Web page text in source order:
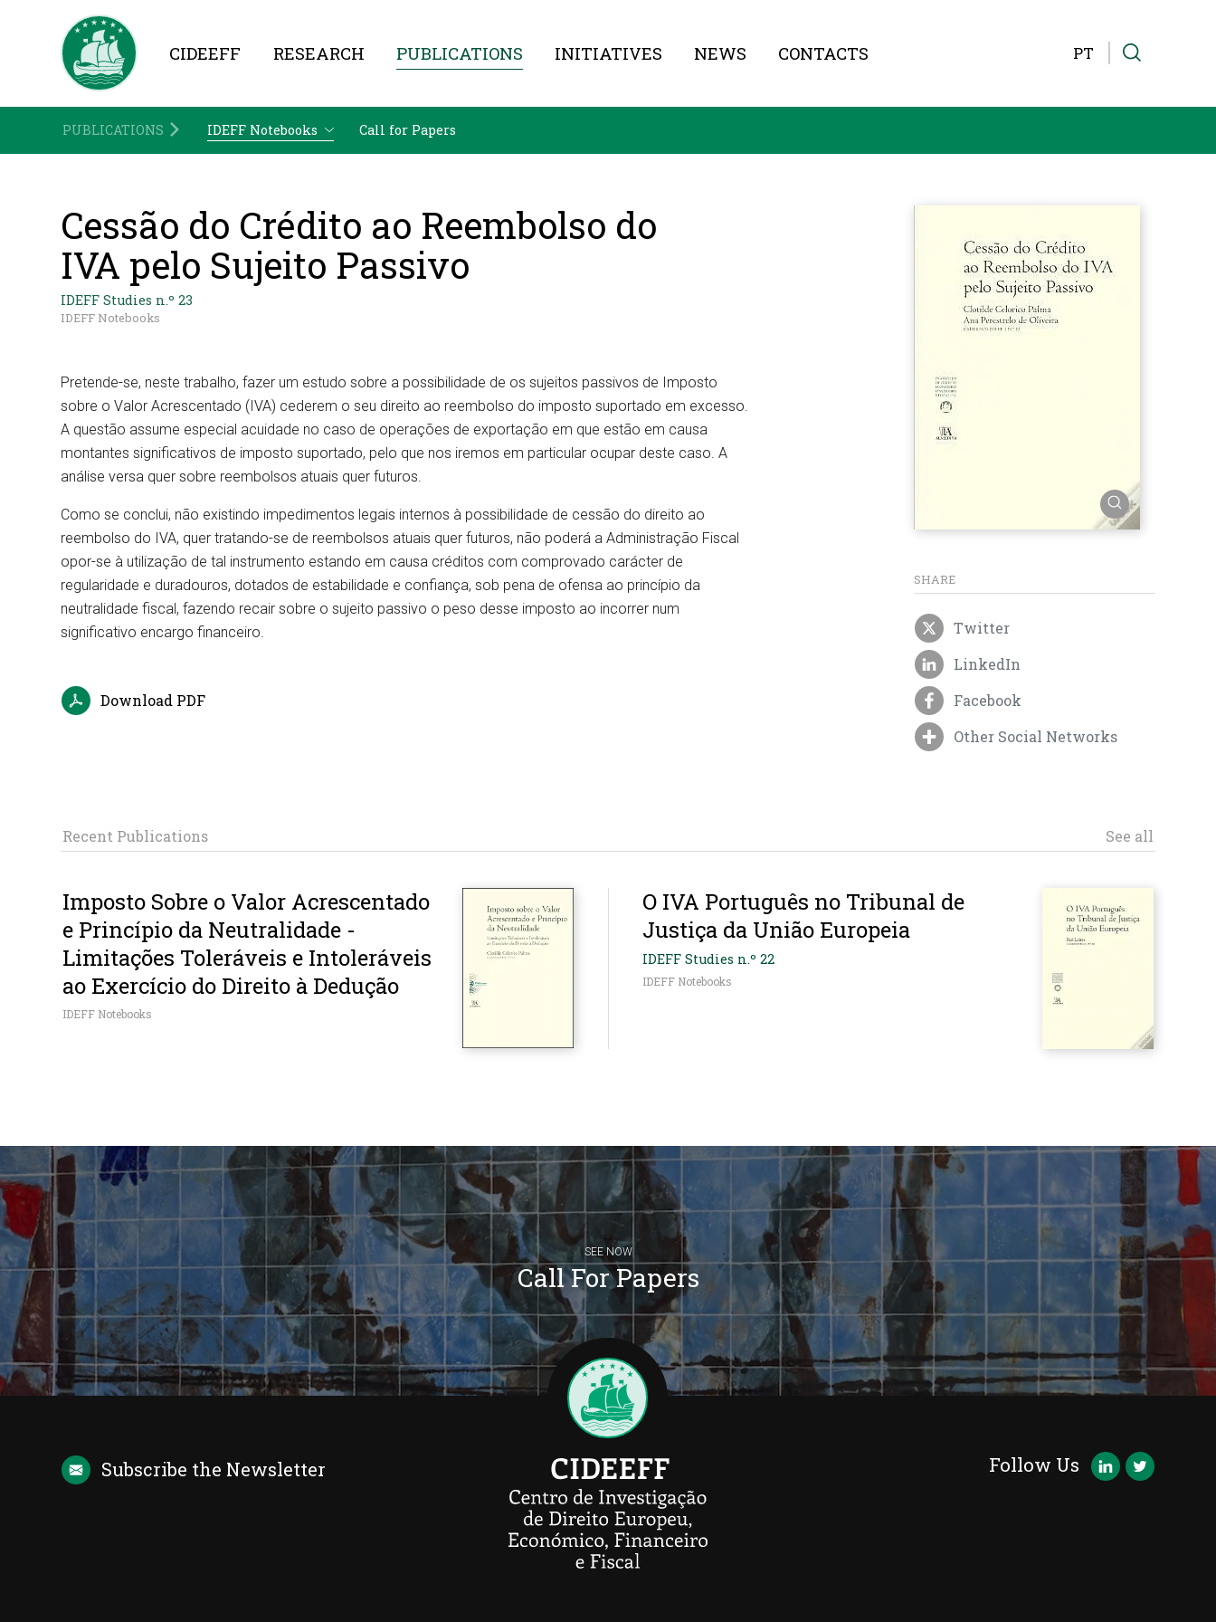
CIDEEFF RESEARCH PUBLICATIONS
PUBLICATIONS IDEFF Notebooks Call for Papers
INITIATIVES NEWS CONTACTS PT
Cessão do Crédito ao Reembolso do
IVA pelo Sujeito Passivo
IDEFF Studies n.º 23
IDEFF Notebooks
Pretende-se, neste trabalho, fazer um estudo sobre a possibilidade de os sujeitos passivos de Imposto
sobre o Valor Acrescentado (IVA) cederem o seu direito ao reembolso do imposto suportado em excesso.
A questão assume especial acuidade no caso de operações de exportação em que estão em causa
montantes significativos de imposto suportado, pelo que nos iremos em particular ocupar deste caso. A
análise versa quer sobre reembolsos atuais quer futuros.
Como se conclui, não existindo impedimentos legais internos à possibilidade de cessão do direito ao
reembolso do IVA, quer tratando-se de reembolsos atuais quer futuros, não poderá a Administração Fiscal
opor-se à utilização de tal instrumento estando em causa créditos com comprovado carácter de
regularidade e duradouros, dotados de estabilidade e confiança, sob pena de ofensa ao princípio da
neutralidade fiscal, fazendo recair sobre o sujeito passivo o peso desse imposto ao incorrer num
significativo encargo financeiro.
Download PDF
SHARE
Twitter
LinkedIn
Facebook
Other Social Networks
Recent Publications See all
Imposto Sobre o Valor Acrescentado
e Princípio da Neutralidade -
Limitações Toleráveis e Intoleráveis
ao Exercício do Direito à Dedução
IDEFF Notebooks
O IVA Português no Tribunal de
Justiça da União Europeia
IDEFF Studies n.º 22
IDEFF Notebooks
SEE NOW
Call For Papers
Subscribe the Newsletter Follow Us